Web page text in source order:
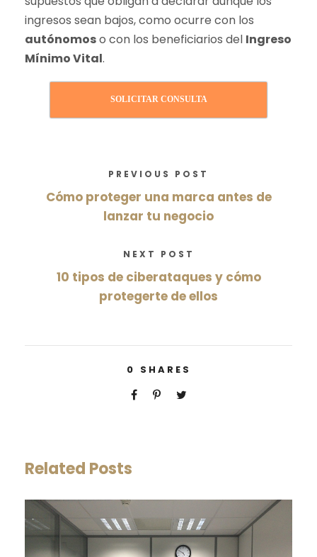
ingresos sean bajos, como ocurre con los
autónomoso con los beneficiarios del Ingreso
Mínimo Vital.
SOLICITAR CONSULTA
PREVIOUS POST
Cómo proteger una marca antes de
lanzar tu negocio
NEXT POST
10 tipos de ciberataques y cómo
protegerte de ellos
0 SHARES
Related Posts